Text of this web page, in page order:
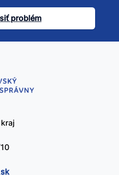
článok
užitočný?
problém